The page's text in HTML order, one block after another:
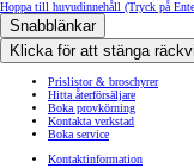
Hoppa till huvudinnehåll (Tryck på
Snabblänkar
Klicka för att stänga
Prislistor & broschyrer
Hitta återförsäljare
Boka provkörning
Kontakta verkstad
Boka service
Kontaktinformation